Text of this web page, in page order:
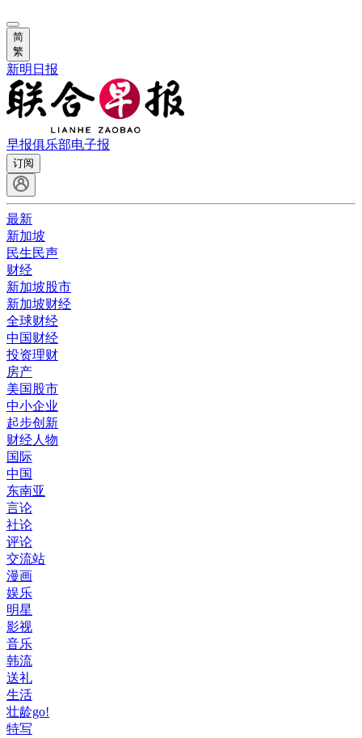
简
繁
新明日报
早报俱乐部电子报
订阅
最新
新加坡
民生民声
财经
新加坡股市
新加坡财经
全球财经
中国财经
投资理财
房产
美国股市
中小企业
起步创新
财经人物
国际
中国
东南亚
言论
社论
评论
交流站
漫画
娱乐
明星
影视
音乐
韩流
送礼
生活
壮龄go!
特写